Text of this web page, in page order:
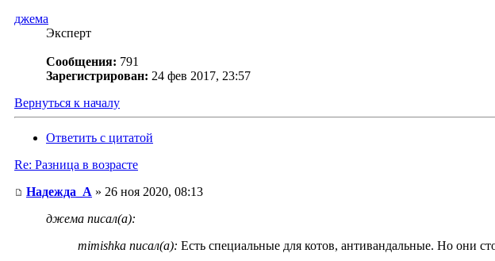
джема
Эксперт
Сообщения: 791
Зарегистрирован: 24 фев 2017, 23:57
Вернуться к началу
Ответить с цитатой
Re: Разница в возрасте
Надежда_А » 26 ноя 2020, 08:13
джема писал(а):
mimishka писал(а): Есть специальные для котов, антивандальные. Но они